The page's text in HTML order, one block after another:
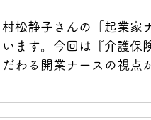
村松静子さんの「起業家
います。今回は『介護保
だわる開業ナースの視点